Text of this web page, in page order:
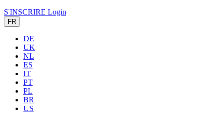
S'INSCRIRE Login
FR
DE
UK
NL
ES
IT
PT
PL
BR
US